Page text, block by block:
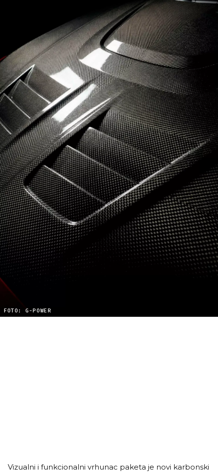
FOTO: G-POWER
Vizualni i funkcionalni vrhunac paketa je novi karbonski